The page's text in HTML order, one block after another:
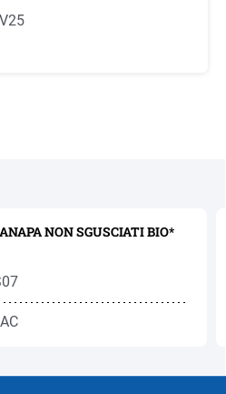
NON SGUSCIATI BIO*